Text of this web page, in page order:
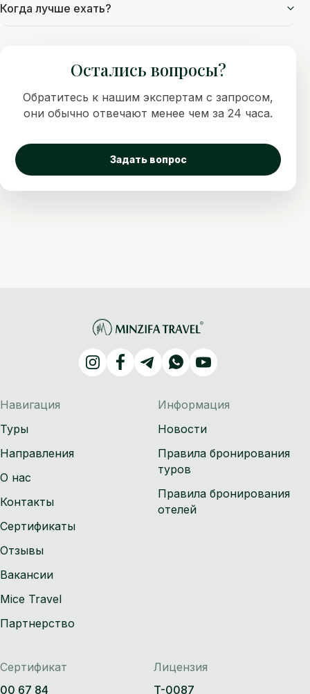
Когда лучше ехать?
Остались вопросы?
Обратитесь к нашим экспертам с запросом,
они обычно отвечают менее чем за 24 часа.
Задать вопрос
Навигация
Туры
Направления
О нас
Контакты
Сертификаты
Отзывы
Вакансии
Mice Travel
Партнерство
Информация
Новости
Правила бронирования
туров
Правила бронирования
отелей
Сертификат
00 67 84
Лицензия
T-0087